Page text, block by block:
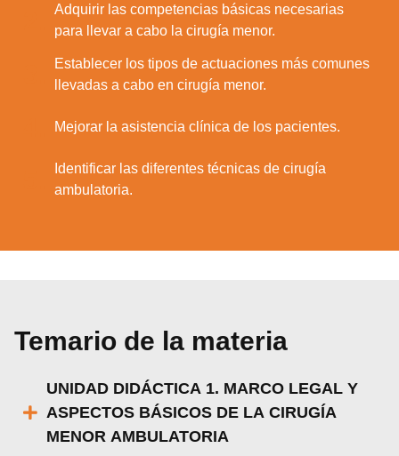
Adquirir las competencias básicas necesarias
para llevar a cabo la cirugía menor.
Establecer los tipos de actuaciones más comunes
llevadas a cabo en cirugía menor.
Mejorar la asistencia clínica de los pacientes.
Identificar las diferentes técnicas de cirugía
ambulatoria.
Temario de la materia
UNIDAD DIDÁCTICA 1. MARCO LEGAL Y
ASPECTOS BÁSICOS DE LA CIRUGÍA
MENOR AMBULATORIA